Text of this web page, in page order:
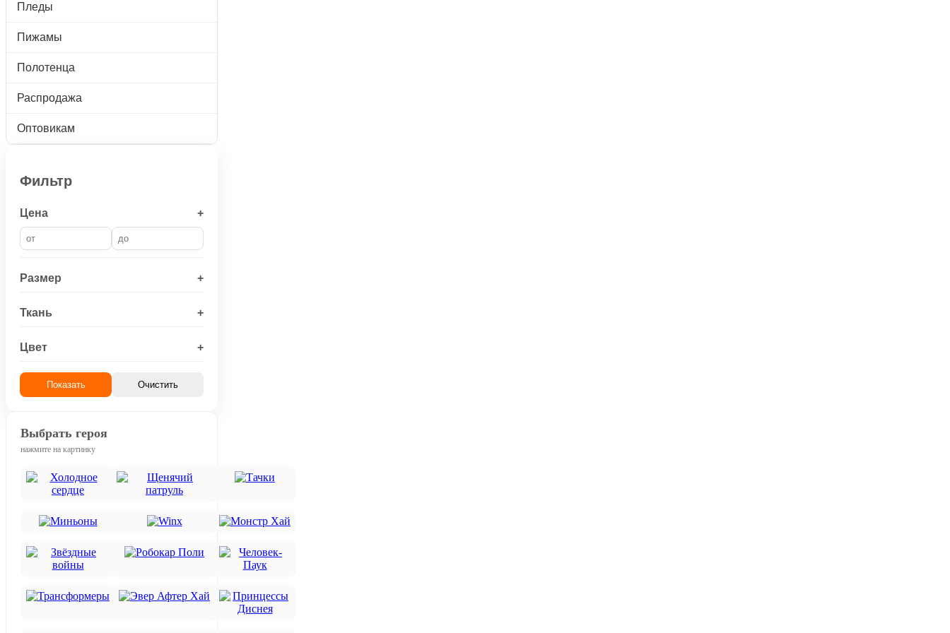
Пледы
Пижамы
Полотенца
Распродажа
Оптовикам
Фильтр
Цена +
Размер +
Ткань +
Цвет +
Показать Очистить
Выбрать героя
нажмите на картинку